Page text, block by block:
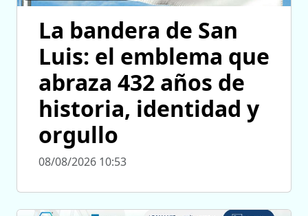
La bandera de San
Luis: el emblema que
abraza 432 años de
historia, identidad y
orgullo
08/08/2026 10:53